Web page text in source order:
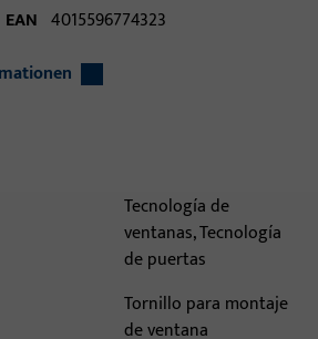
EAN 4015596774323
Tecnología de
ventanas, Tecnología
de puertas
Tornillo para montaje
de ventana